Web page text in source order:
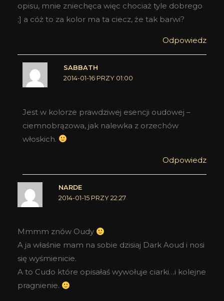
opisu, mnie zniechęca więc chociaż tyle dobrego
;] a cóż to za kolor ma ta ciecz, że tak barwi?
Odpowiedz
SABBATH
2014-01-16 PRZY 01:00
Jest w kolorze prawdziwej esencji oudowej –
ciemnobrązowa, jak nalewka z orzechów
włoskich.
Odpowiedz
NARDE
2014-01-15 PRZY 22:27
Mmmm znów Oudy
A ja właśnie mam na sobie dzisiaj Dark Aoud i nosi
się wyśmienicie.
A to Cudo które opisałaś wywołuje ciarki…i kolejne
pragnienie.